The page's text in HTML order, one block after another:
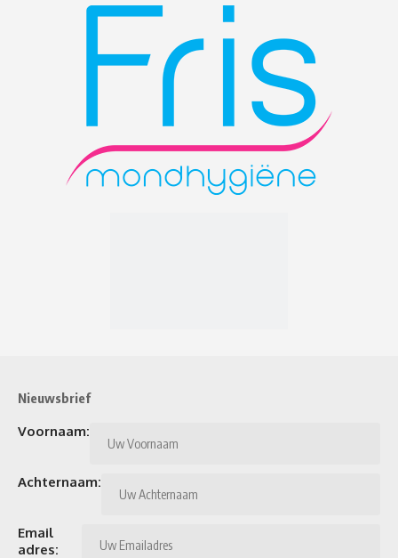
Nieuwsbrief
Voornaam:
Achternaam:
Email
adres: